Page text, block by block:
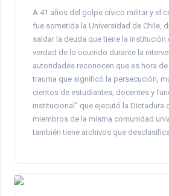
A 41 años del golpe cívico militar y el
fue sometida la Universidad de Chile,
saldar la deuda que tiene la institución
verdad de lo ocurrido durante la
autoridades reconocen que es hora de
trauma que significó la persecución,
cientos de estudiantes, docentes y
institucional” que ejecutó la Dictadura
miembros de la misma comunidad
también tiene archivos que